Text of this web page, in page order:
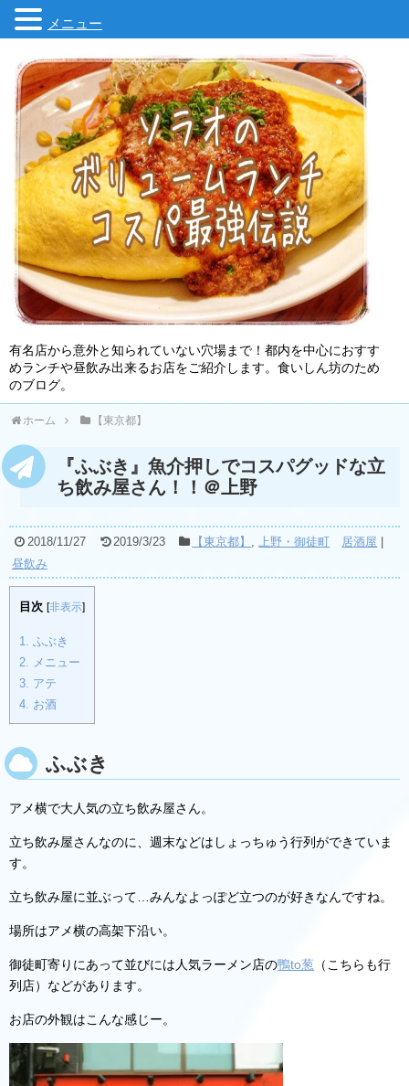
有名店から意外と知られていない穴場まで！都内を中心におすす
めランチや昼飲み出来るお店をご紹介します。食いしん坊のため
のブログ。
ホーム 【東京都】
『ふぶき』魚介押しでコスパグッドな立
ち飲み屋さん！！＠上野
2018/11/27 2019/3/23 【東京都】 ,上野・御徒町 居酒屋
昼飲み
目次 [非表示]
1.
ふぶき
2.
メニュー
3. アテ
4. お酒
ふぶき
アメ横で大人気の立ち飲み屋さん。
立ち飲み屋さんなのに、週末などはしょっちゅう行列ができていま
す。
立ち飲み屋に並ぶって…みんなよっぽど立つのが好きなんですね。
場所はアメ横の高架下沿い。
御徒町寄りにあって並びには人気ラーメン店の鴨to葱 （こちらも行
列店）などがあります。
お店の外観はこんな感じー。
メニュー